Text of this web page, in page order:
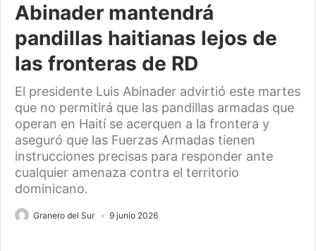
Abinader mantendrá
pandillas haitianas lejos de
las fronteras de RD
El presidente Luis Abinader advirtió este martes
que no permitirá que las pandillas armadas que
operan en Haití se acerquen a la frontera y
aseguró que las Fuerzas Armadas tienen
instrucciones precisas para responder ante
cualquier amenaza contra el territorio
dominicano.
Granero del Sur 9 junio 2026